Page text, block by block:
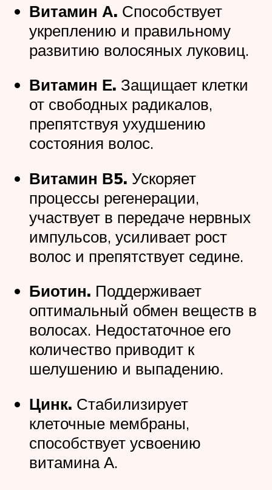
Витамин А. Способствует
укреплению и правильному
развитию волосяных луковиц.
Витамин Е. Защищает клетки
от свободных радикалов,
препятствуя ухудшению
состояния волос.
Витамин В5. Ускоряет
процессы регенерации,
участвует в передаче нервных
импульсов, усиливает рост
волос и препятствует седине.
Биотин. Поддерживает
оптимальный обмен веществ в
волосах. Недостаточное его
количество приводит к
шелушению и выпадению.
Цинк. Стабилизирует
клеточные мембраны,
способствует усвоению
витамина А.